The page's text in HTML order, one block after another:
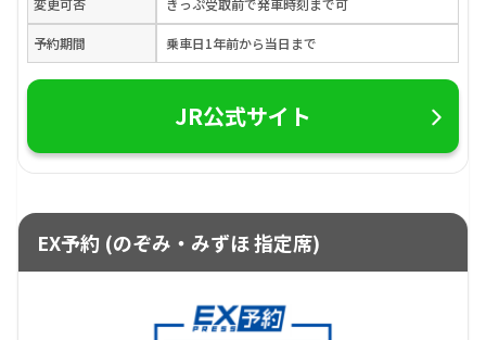
変更可否 きっぷ受取前で発車時刻まで可
予約期間 乗車日1年前から当日まで
JR公式サイト
EX予約 (のぞみ・みずほ 指定席)